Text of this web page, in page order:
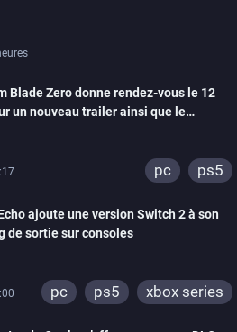
Blade Zero donne rendez-vous le 12
un nouveau trailer ainsi que le
pc ps5
ajoute une version Switch 2 à son
de sortie sur consoles
pc ps5 xbox series